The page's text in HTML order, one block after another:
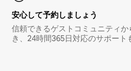
安心して予約しましょう
信頼できるゲストコミュニティ
き、24時間365日対応のサポート